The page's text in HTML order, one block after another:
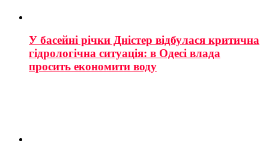
У басейні річки Дністер відбулася критична
гідрологічна ситуація: в Одесі влада
просить економити воду